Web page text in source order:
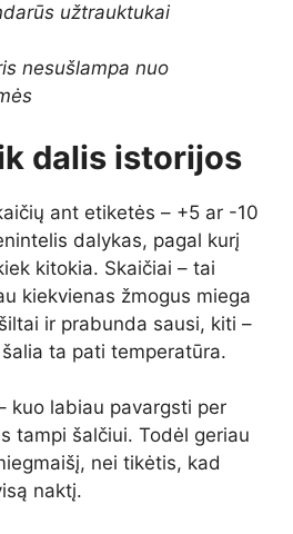
užtrauktukai
nesušlampa nuo
dalis istorijos
ant etiketės – +5 ar -10
dalykas, pagal kurį
kitokia. Skaičiai – tai
kiekvienas žmogus miega
ir prabunda sausi, kiti –
ta pati temperatūra.
kuo labiau pavargsti per
tampi šalčiui. Todėl geriau
nei tikėtis, kad
naktį.